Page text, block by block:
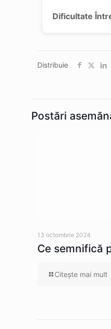
Dificultate
Distribuie
Postări
13 octombrie 2024
Ce semnifică
Citeşte mai mult